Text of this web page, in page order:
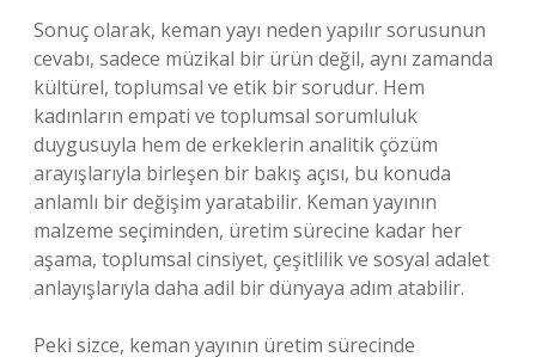
Sonuç olarak, keman yayı neden yapılır sorusunun
cevabı, sadece müzikal bir ürün değil, aynı zamanda
kültürel, toplumsal ve etik bir sorudur. Hem
kadınların empati ve toplumsal sorumluluk
duygusuyla hem de erkeklerin analitik çözüm
arayışlarıyla birleşen bir bakış açısı, bu konuda
anlamlı bir değişim yaratabilir. Keman yayının
malzeme seçiminden, üretim sürecine kadar her
aşama, toplumsal cinsiyet, çeşitlilik ve sosyal adalet
anlayışlarıyla daha adil bir dünyaya adım atabilir.
Peki sizce, keman yayının üretim sürecinde